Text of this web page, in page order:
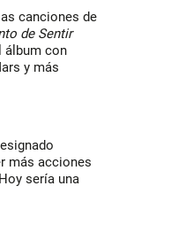
canciones de
de Sentir
álbum con
y más
más acciones
sería una